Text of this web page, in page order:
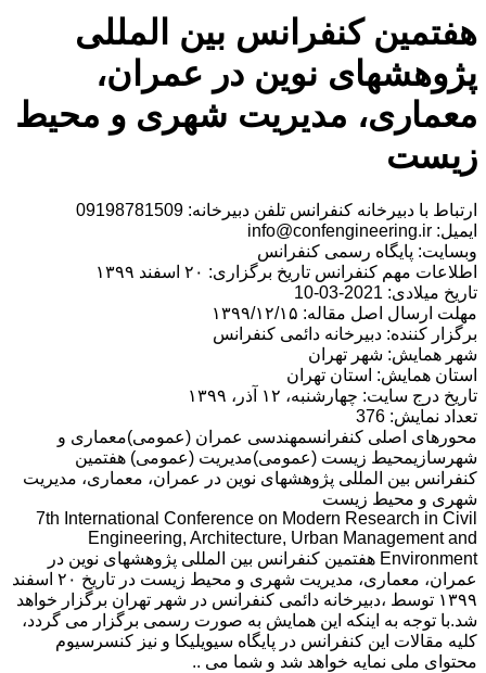
هفتمین کنفرانس بین المللی
پژوهشهای نوین در عمران،
معماری، مدیریت شهری و محیط
زیست
ارتباط با دبیرخانه کنفرانس تلفن دبیرخانه: 09198781509
ایمیل: info@confengineering.ir
وبسایت: پایگاه رسمی کنفرانس
اطلاعات مهم کنفرانس تاریخ برگزاری: ۲۰ اسفند ۱۳۹۹
تاریخ میلادی: 2021-03-10
مهلت ارسال اصل مقاله: ۱۳۹۹/۱۲/۱۵
برگزار کننده: دبیرخانه دائمی کنفرانس
شهر همایش: شهر تهران
استان همایش: استان تهران
تاریخ درج سایت: چهارشنبه، ۱۲ آذر، ۱۳۹۹
تعداد نمایش: 376
محورهای اصلی کنفرانسمهندسی عمران (عمومی)معماری و
شهرسازیمحیط زیست (عمومی)مدیریت (عمومی) هفتمین
کنفرانس بین المللی پژوهشهای نوین در عمران، معماری، مدیریت
شهری و محیط زیست
7th International Conference on Modern Research in Civil
Engineering, Architecture, Urban Management and
Environment هفتمین کنفرانس بین المللی پژوهشهای نوین در
عمران، معماری، مدیریت شهری و محیط زیست در تاریخ ۲۰ اسفند
۱۳۹۹ توسط ،دبیرخانه دائمی کنفرانس در شهر تهران برگزار خواهد
شد.با توجه به اینکه این همایش به صورت رسمی برگزار می گردد،
کلیه مقالات این کنفرانس در پایگاه سیویلیکا و نیز کنسرسیوم
محتوای ملی نمایه خواهد شد و شما می ..